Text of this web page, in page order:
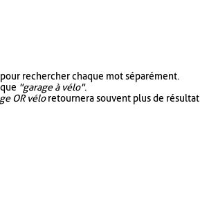
rechercher chaque mot séparément.
"garage à vélo".
OR véloretournera souvent plus de résultat